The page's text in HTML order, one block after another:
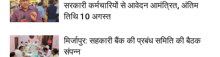
सरकारी कर्मचारियों से आवेदन आमंत्रित, अंतिम
तिथि 10 अगस्त
मिर्जापुर: सहकारी बैंक की प्रबंध समिति की बैठक
संपन्न